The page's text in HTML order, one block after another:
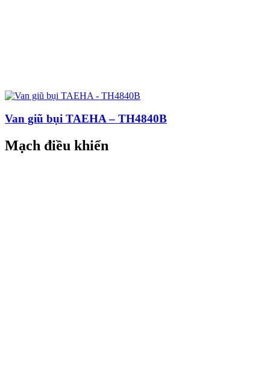
Van giũ bụi TAEHA – TH4840B
Mạch điều khiển